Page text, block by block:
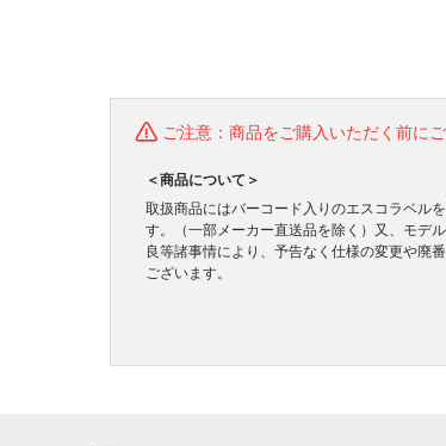
ご注意：商品をご購入いただく前にご
＜商品について＞
取扱商品にはバーコード入りのエスコラベル
す。（一部メーカー直送品を除く）又、モデ
良等諸事情により、予告なく仕様の変更や廃
ございます。